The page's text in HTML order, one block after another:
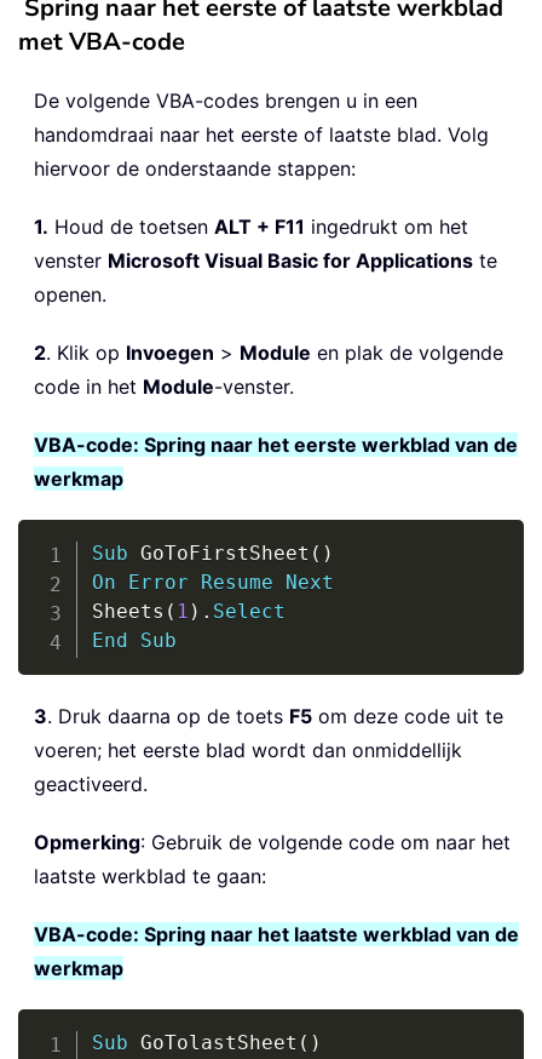
Spring naar het eerste of laatste werkblad
met VBA-code
De volgende VBA-codes brengen u in een
handomdraai naar het eerste of laatste blad. Volg
hiervoor de onderstaande stappen:
1. Houd de toetsen ALT + F11 ingedrukt om het
venster Microsoft Visual Basic for Applications te
openen.
2. Klik op Invoegen > Module en plak de volgende
code in het Module-venster.
VBA-code: Spring naar het eerste werkblad van de
werkmap
Sub GoToFirstSheet ( )
On
Error Resume
Next
Sheets ( 1 ) . Select
End
Sub
3. Druk daarna op de toets F5 om deze code uit te
voeren; het eerste blad wordt dan onmiddellijk
geactiveerd.
Opmerking: Gebruik de volgende code om naar het
laatste werkblad te gaan:
VBA-code: Spring naar het laatste werkblad van de
werkmap
Sub GoTolastSheet ( )